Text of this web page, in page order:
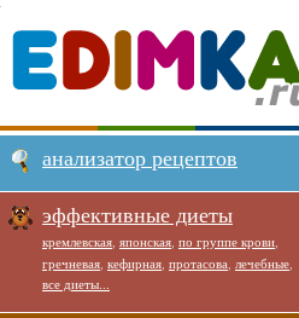
анализатор рецептов
эффективные диеты
кремлевская японская по группе крови
гречневая кефирная протасова лечебные
все диеты...